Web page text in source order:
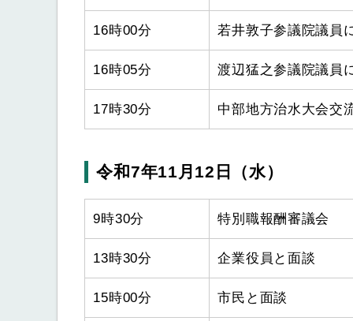
16時00分 若井敦子参議院議員
16時05分 渡辺猛之参議院議員
17時30分 中部地方治水大会交
令和7年11月12日（水）
9時30分 特別職報酬審議会
13時30分 企業役員と面談
15時00分 市民と面談